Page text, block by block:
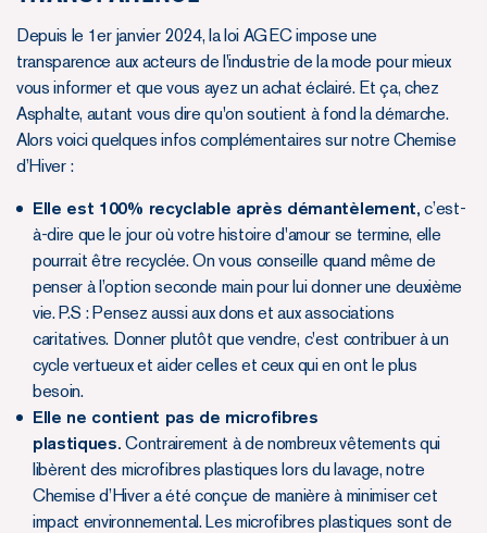
Depuis le 1er janvier 2024, la loi AGEC impose une
transparence aux acteurs de l'industrie de la mode pour mieux
vous informer et que vous ayez un achat éclairé. Et ça, chez
Asphalte, autant vous dire qu'on soutient à fond la démarche.
Alors voici quelques infos complémentaires sur notre Chemise
d’Hiver :
Elle est 100% recyclable après démantèlement, c’est-
à-dire que le jour où votre histoire d'amour se termine, elle
pourrait être recyclée. On vous conseille quand même de
penser à l’option seconde main pour lui donner une deuxième
vie. P.S : Pensez aussi aux dons et aux associations
caritatives. Donner plutôt que vendre, c'est contribuer à un
cycle vertueux et aider celles et ceux qui en ont le plus
besoin.
Elle ne contient pas de microfibres
plastiques. Contrairement à de nombreux vêtements qui
libèrent des microfibres plastiques lors du lavage, notre
Chemise d’Hiver a été conçue de manière à minimiser cet
impact environnemental. Les microfibres plastiques sont de